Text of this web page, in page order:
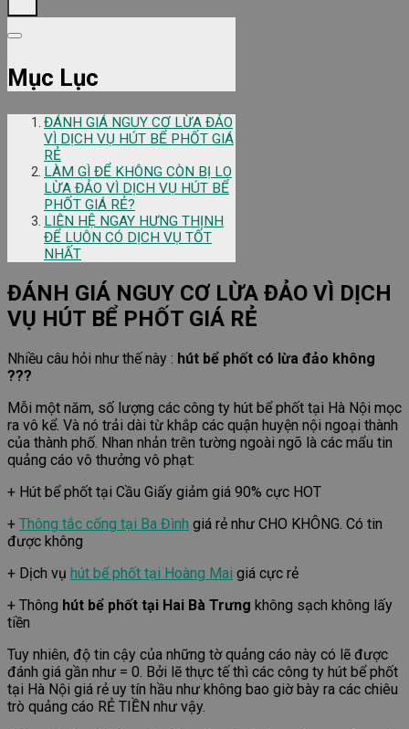
Mục Lục
ĐÁNH GIÁ NGUY CƠ LỪA ĐẢO
VÌ DỊCH VỤ HÚT BỂ PHỐT GIÁ
RẺ
LÀM GÌ ĐỂ KHÔNG CÒN BỊ LO
LỪA ĐẢO VÌ DỊCH VỤ HÚT BỂ
PHỐT GIÁ RẺ?
LIÊN HỆ NGAY HƯNG THỊNH
ĐỂ LUÔN CÓ DỊCH VỤ TỐT
NHẤT
ĐÁNH GIÁ NGUY CƠ LỪA ĐẢO VÌ DỊCH
VỤ HÚT BỂ PHỐT GIÁ RẺ
Nhiều câu hỏi như thế này : hút bể phốt có lừa đảo không
???
Mỗi một năm, số lượng các công ty hút bể phốt tại Hà Nội mọc
ra vô kể. Và nó trải dài từ khắp các quận huyện nội ngoại thành
của thành phố. Nhan nhản trên tường ngoài ngõ là các mẩu tin
quảng cáo vô thưởng vô phạt:
+ Hút bể phốt tại Cầu Giấy giảm giá 90% cực HOT
+ Thông tắc cống tại Ba Đình giá rẻ như CHO KHÔNG. Có tin
được không
+ Dịch vụ hút bể phốt tại Hoàng Mai giá cực rẻ
+ Thông hút bể phốt tại Hai Bà Trưng không sạch không lấy
tiền
Tuy nhiên, độ tin cậy của những tờ quảng cáo này có lẽ được
đánh giá gần như = 0. Bởi lẽ thực tế thì các công ty hút bể phốt
tại Hà Nội giá rẻ uy tín hầu như không bao giờ bày ra các chiêu
trò quảng cáo RẺ TIỀN như vậy.